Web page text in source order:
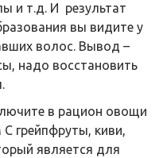
и т.д. И результат
вы видите у
волос. Вывод –
надо восстановить
в рацион овощи
грейпфруты, киви,
является для